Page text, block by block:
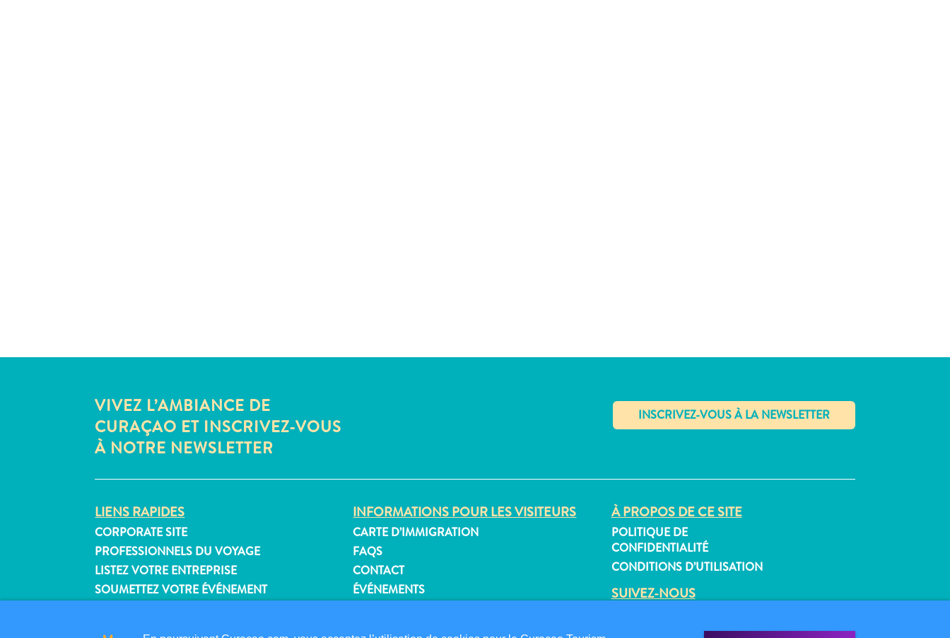
VIVEZ L’AMBIANCE DE
CURAÇAO ET INSCRIVEZ-VOUS
À NOTRE NEWSLETTER
✕
LIENS RAPIDES
CORPORATE SITE
PROFESSIONNELS DU VOYAGE
LISTEZ VOTRE ENTREPRISE
SOUMETTEZ VOTRE ÉVÉNEMENT
INFORMATIONS POUR LES VISITEURS
CARTE D’IMMIGRATION
FAQS
CONTACT
ÉVÉNEMENTS
À PROPOS DE CE SITE
POLITIQUE DE
CONFIDENTIALITÉ
CONDITIONS D’UTILISATION
SUIVEZ-NOUS